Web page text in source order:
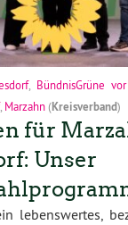
, BündnisGrüne
, Marzahn (Kreisverband)
für
Unser
lebenswertes,